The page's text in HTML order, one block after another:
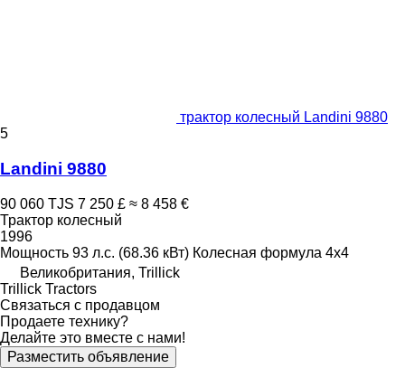
трактор колесный Landini 9880
5
Landini 9880
90 060 TJS 7 250 £ ≈ 8 458 €
Трактор колесный
1996
Мощность 93 л.с. (68.36 кВт) Колесная формула 4x4
Великобритания, Trillick
Trillick Tractors
Связаться с продавцом
Продаете технику?
Делайте это вместе с нами!
Разместить объявление